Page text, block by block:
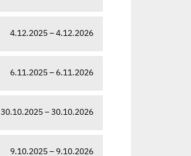
4.12.2025 – 4.12.2026
6.11.2025 – 6.11.2026
30.10.2025 – 30.10.2026
9.10.2025 – 9.10.2026